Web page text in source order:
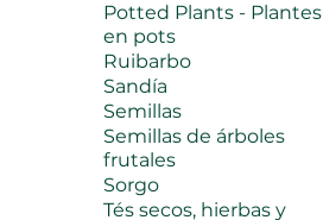
Potted Plants - Plantes
en pots
Ruibarbo
Sandía
Semillas
Semillas de árboles
frutales
Sorgo
Tés secos, hierbas y